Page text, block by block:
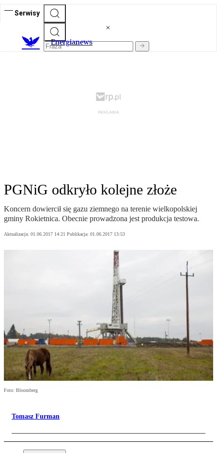
Serwisy
Energianews
PGNiG odkryło kolejne złoże
Koncern dowiercił się gazu ziemnego na terenie wielkopolskiej
gminy Rokietnica. Obecnie prowadzona jest produkcja testowa.
Aktualizacja: 01.06.2017 14:21 Publikacja: 01.06.2017 13:53
Foto: Bloomberg
Tomasz Furman